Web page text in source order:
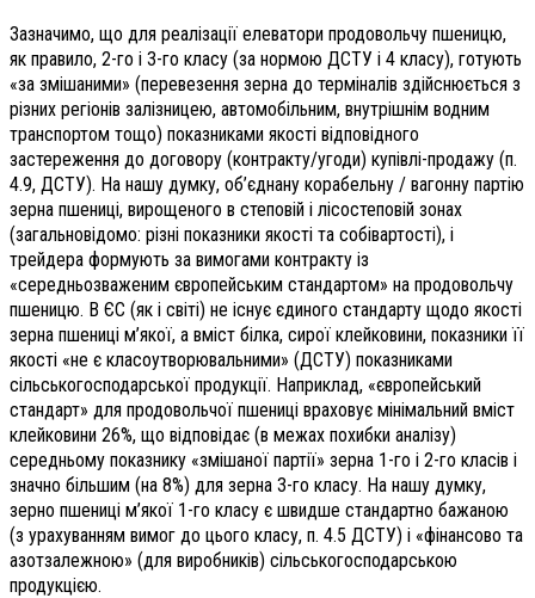
Зазначимо, що для реалізації елеватори продовольчу пшеницю,
як правило, 2-го і 3-го класу (за нормою ДСТУ і 4 класу), готують
«за змішаними» (перевезення зерна до терміналів здійснюється з
різних регіонів залізницею, автомобільним, внутрішнім водним
транспортом тощо) показниками якості відповідного
застереження до договору (контракту/угоди) купівлі-продажу (п.
4.9, ДСТУ). На нашу думку, об’єднану корабельну / вагонну партію
зерна пшениці, вирощеного в степовій і лісостеповій зонах
(загальновідомо: різні показники якості та собівартості), і
трейдера формують за вимогами контракту із
«середньозваженим європейським стандартом» на продовольчу
пшеницю. В ЄС (як і світі) не існує єдиного стандарту щодо якості
зерна пшениці м’якої, а вміст білка, сирої клейковини, показники її
якості «не є класоутворювальними» (ДСТУ) показниками
сільськогосподарської продукції. Наприклад, «європейський
стандарт» для продовольчої пшениці враховує мінімальний вміст
клейковини 26%, що відповідає (в межах похибки аналізу)
середньому показнику «змішаної партії» зерна 1-го і 2-го класів і
значно більшим (на 8%) для зерна 3-го класу. На нашу думку,
зерно пшениці м’якої 1-го класу є швидше стандартно бажаною
(з урахуванням вимог до цього класу, п. 4.5 ДСТУ) і «фінансово та
азотзалежною» (для виробників) сільськогосподарською
продукцією.